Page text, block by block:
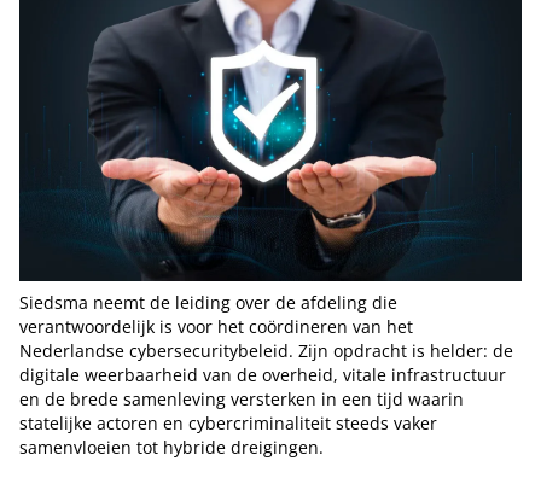
Siedsma neemt de leiding over de afdeling die
verantwoordelijk is voor het coördineren van het
Nederlandse cybersecuritybeleid. Zijn opdracht is helder: de
digitale weerbaarheid van de overheid, vitale infrastructuur
en de brede samenleving versterken in een tijd waarin
statelijke actoren en cybercriminaliteit steeds vaker
samenvloeien tot hybride dreigingen.